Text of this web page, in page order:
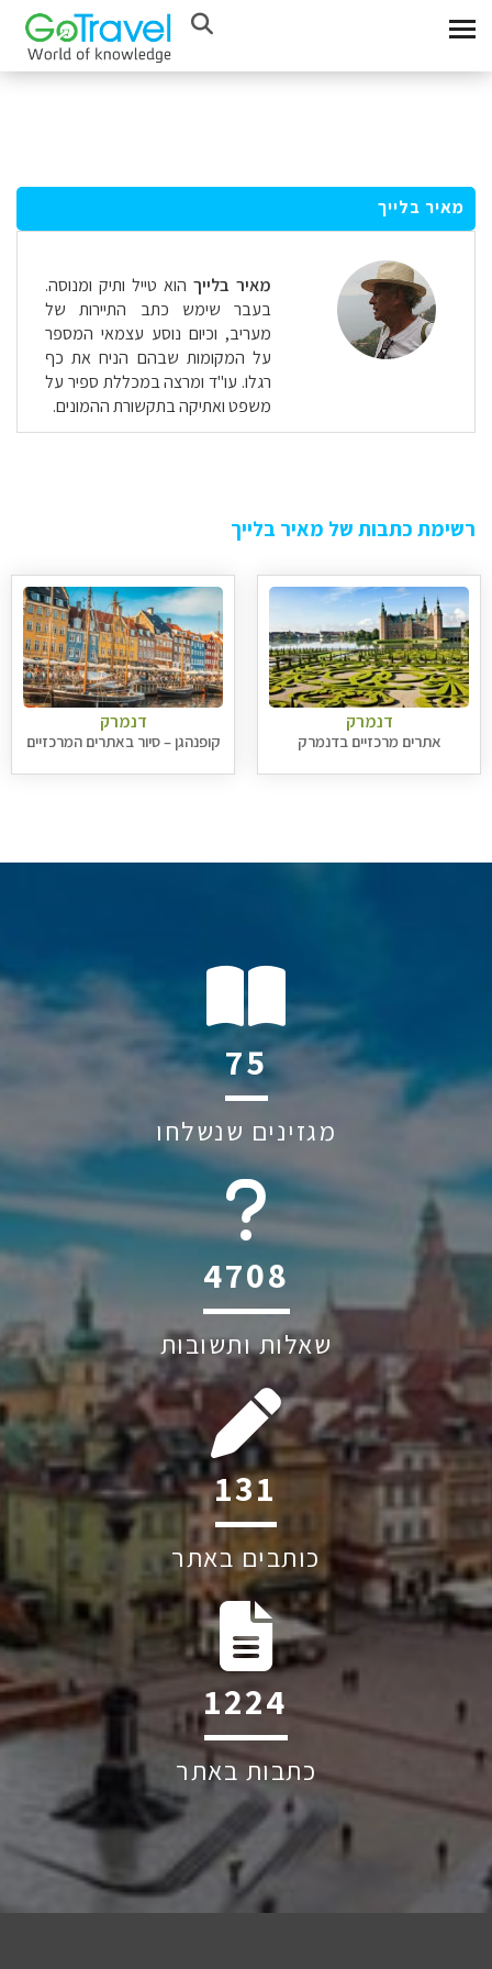
מאיר בלייך
מאיר בלייך הוא טייל ותיק ומנוסה.
בעבר שימש כתב התיירות של
מעריב, וכיום נוסע עצמאי המספר
על המקומות שבהם הניח את כף
רגלו. עו"ד ומרצה במכללת ספיר על
משפט ואתיקה בתקשורת ההמונים.
רשימת כתבות של מאיר בלייך
דנמרק
אתרים מרכזיים בדנמרק
דנמרק
קופנהגן – סיור באתרים המרכזיים
89
מגזינים שנשלחו
5583
שאלות ותשובות
156
כותבים באתר
1451
כתבות באתר